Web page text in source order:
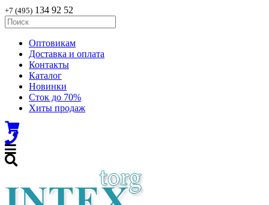
+7 (495) 134 92 52
Оптовикам
Доставка и оплата
Контакты
Каталог
Новинки
Сток до 70%
Хиты продаж